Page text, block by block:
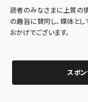
読者のみなさまに上質の
の趣旨に賛同し、媒体と
おかげでございます。
スポ